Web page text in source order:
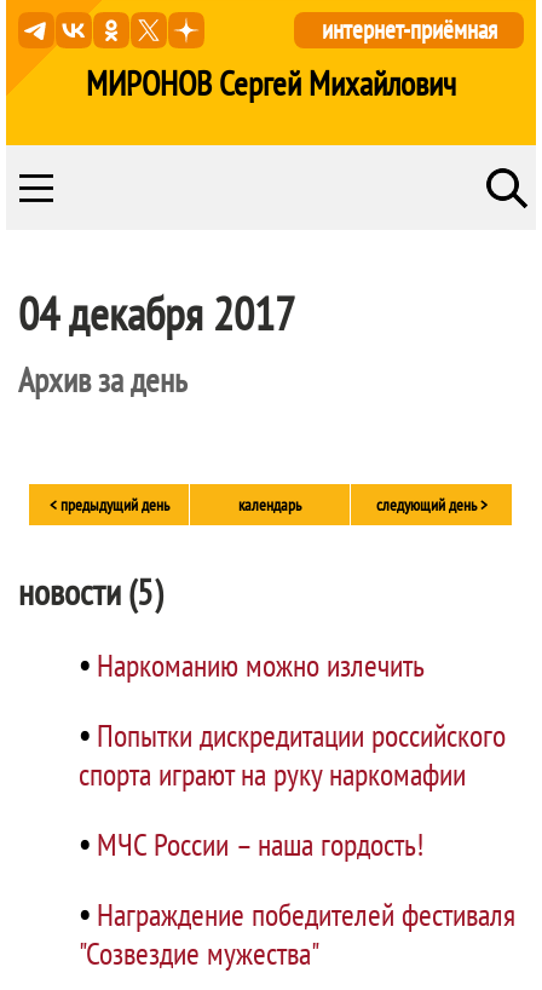
МИРОНОВ Сергей Михайлович
интернет-приёмная
04 декабря 2017
Архив за день
< предыдущий день календарь следующий день >
новости (5)
• Наркоманию можно излечить
• Попытки дискредитации российского
спорта играют на руку наркомафии
• МЧС России – наша гордость!
• Награждение победителей фестиваля
"Созвездие мужества"